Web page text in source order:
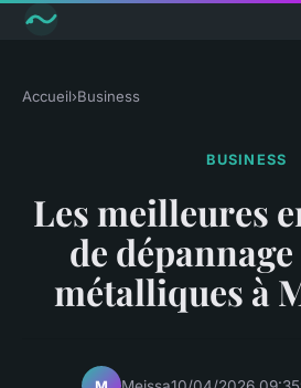
Accueil›Business
BUSINESS
Les meilleures
de
métalliques à